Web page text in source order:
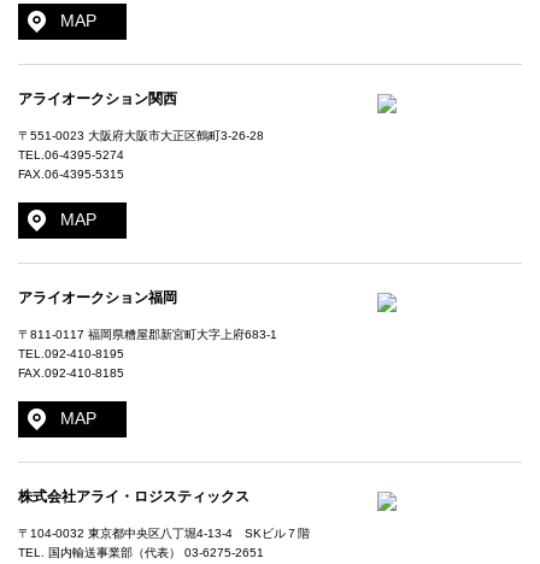
MAP
アライオークション関西
〒551-0023 大阪府大阪市大正区鶴町3-26-28
TEL. 06-4395-5274
FAX.06-4395-5315
MAP
アライオークション福岡
〒811-0117 福岡県糟屋郡新宮町大字上府683-1
TEL. 092-410-8195
FAX.092-410-8185
MAP
株式会社アライ・ロジスティックス
〒104-0032 東京都中央区八丁堀4-13-4 SKビル７階
TEL. 国内輸送事業部（代表） 03-6275-2651